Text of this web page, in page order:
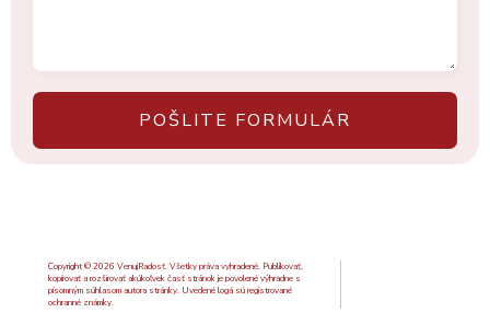
Copyright © 2026 VenujRadosť. Všetky práva vyhradené. Publikovať,
kopírovať a rozširovať akúkoľvek časť stránok je povolené výhradne s
písomným súhlasom autora stránky. Uvedené logá sú registrované
ochranné známky.